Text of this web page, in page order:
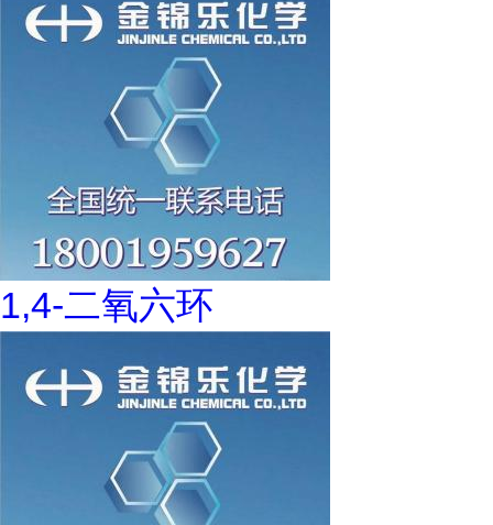
1,4-二氧六环